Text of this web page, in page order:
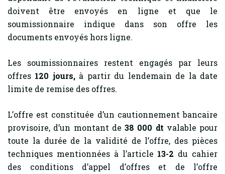
doivent être envoyés en ligne et que le
soumissionnaire indique dans son offre les
documents envoyés hors ligne.
Les soumissionnaires restent engagés par leurs
offres 120 jours,à partir du lendemain de la date
limite de remise des offres.
L’offre est constituée d’un cautionnement bancaire
provisoire, d’un montant de 38 000 dt valable pour
toute la durée de la validité de l’offre, des pièces
techniques mentionnées à l’article 13-2 du cahier
des conditions d’appel d’offres et de l’offre